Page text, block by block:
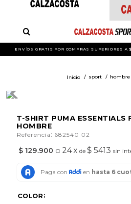
ENVÍOS GRATIS POR COMPRAS SUPERIORES A
sport hombre
T-SHIRT PUMA ESSENTIALS
HOMBRE
Referencia : 682540 02
$ 129.900 O 24x de$ 5413 sin
COLOR